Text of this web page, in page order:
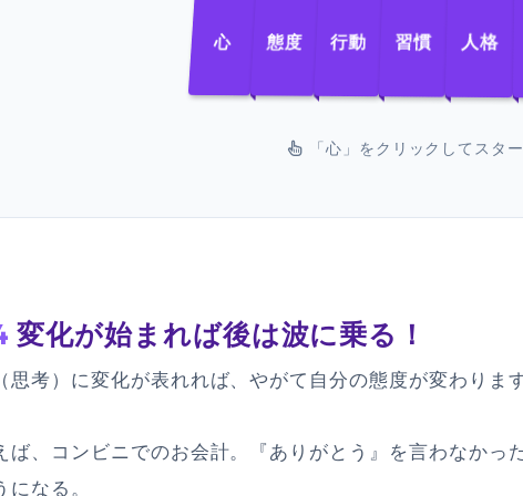
心 態度 行動 習慣 人格
「心」をクリックしてスタ
変化が始まれば後は波に乗る！
思考）に変化が表れれば、やがて自分の態度が変わります
ば、コンビニでのお会計。『ありがとう』を言わなかっ
になる。